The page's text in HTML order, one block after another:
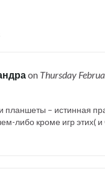
on Thursday
планшеты – истинная
либо кроме игр этих(